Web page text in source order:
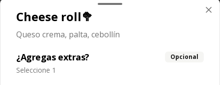
$3.150$4.500
Ebi maki
Cheese roll🥦
Queso crema, palta, cebollín
¿Agregas extras? Opcional
Seleccione 1